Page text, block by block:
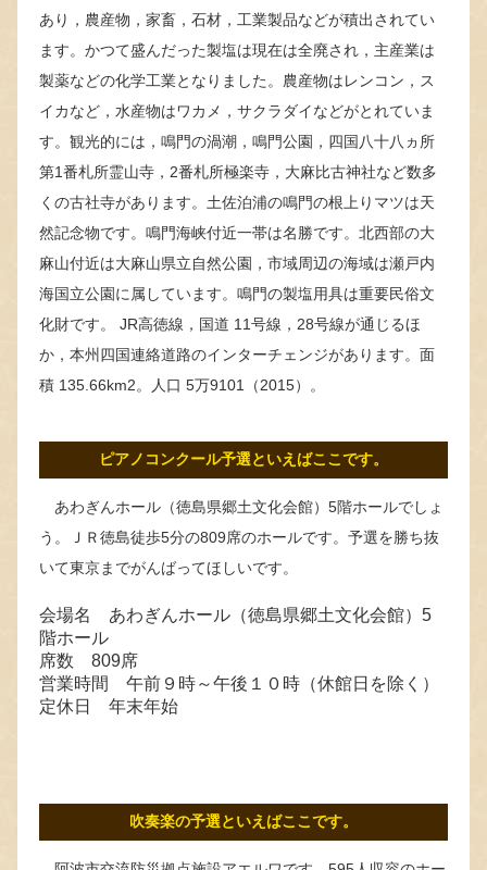
あり，農産物，家畜，石材，工業製品などが積出されてい
ます。かつて盛んだった製塩は現在は全廃され，主産業は
製薬などの化学工業となりました。農産物はレンコン，ス
イカなど，水産物はワカメ，サクラダイなどがとれていま
す。観光的には，鳴門の渦潮，鳴門公園，四国八十八ヵ所
第1番札所霊山寺，2番札所極楽寺，大麻比古神社など数多
くの古社寺があります。土佐泊浦の鳴門の根上りマツは天
然記念物です。鳴門海峡付近一帯は名勝です。北西部の大
麻山付近は大麻山県立自然公園，市域周辺の海域は瀬戸内
海国立公園に属しています。鳴門の製塩用具は重要民俗文
化財です。 JR高徳線，国道 11号線，28号線が通じるほ
か，本州四国連絡道路のインターチェンジがあります。面
積 135.66km2。人口 5万9101（2015）。
ピアノコンクール予選といえばここです。
あわぎんホール（徳島県郷土文化会館）5階ホールでしょ
う。ＪＲ徳島徒歩5分の809席のホールです。予選を勝ち抜
いて東京までがんばってほしいです。
会場名 あわぎんホール（徳島県郷土文化会館）5
階ホール
席数 809席
営業時間 午前９時～午後１０時（休館日を除く）
定休日 年末年始
吹奏楽の予選といえばここです。